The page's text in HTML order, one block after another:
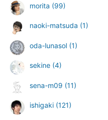
morita (99)
naoki-matsuda (1)
oda-lunasol (1)
sekine (4)
sena-m09 (11)
ishigaki (121)